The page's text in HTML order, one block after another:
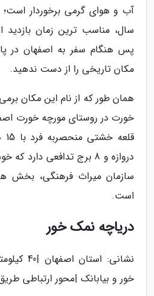
آب و هوای گرمی برخوردار
سال، مناسب ترین زمان
پس هنگام سفر به اصفهان در
مکان تاریخی را از دست ندهید.
همان طور که از نام این مکان
خورت در روستای مورچه خورت
دروازه و 8 برج تدافعی
سازمان میراث فرهنگی، بخش
است.
دریاچه نمک خور
نشانی:
خور و بیابانک |محور ارتباطی